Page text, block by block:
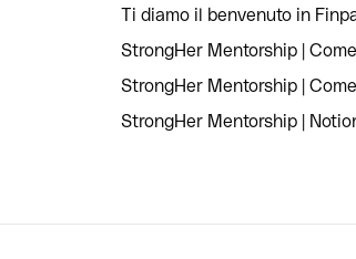
Ti diamo il benvenuto in
StrongHer Mentorship |
StrongHer Mentorship |
StrongHer Mentorship |